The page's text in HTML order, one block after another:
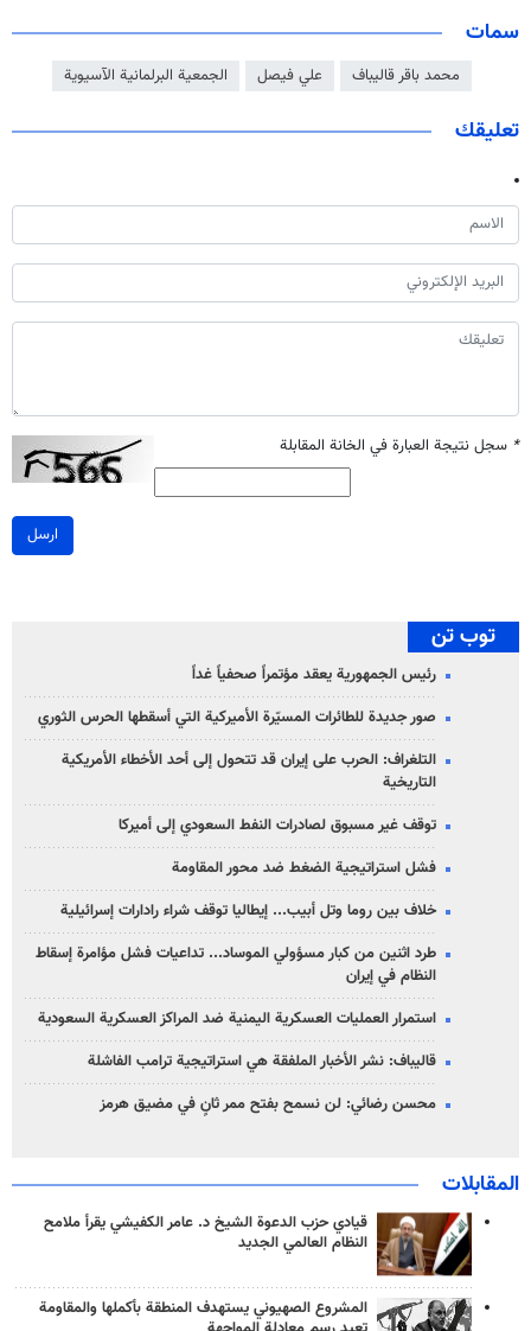
سمات
محمد باقر قاليباف علي فيصل الجمعية البرلمانية الآسيوية
تعليقك
* سجل نتيجة العبارة في الخانة المقابلة
ارسل
توب تن
رئيس الجمهورية يعقد مؤتمراً صحفياً غداً
صور جديدة للطائرات المسيّرة الأميركية التي أسقطها الحرس الثوري
التلغراف: الحرب على إيران قد تتحول إلى أحد الأخطاء الأمريكية
التاريخية
توقف غير مسبوق لصادرات النفط السعودي إلى أميركا
فشل استراتيجية الضغط ضد محور المقاومة
خلاف بين روما وتل أبيب... إيطاليا توقف شراء رادارات إسرائيلية
طرد اثنين من كبار مسؤولي الموساد... تداعيات فشل مؤامرة إسقاط
النظام في إيران
استمرار العمليات العسكرية اليمنية ضد المراكز العسكرية السعودية
قاليباف: نشر الأخبار الملفقة هي استراتيجية ترامب الفاشلة
محسن رضائي: لن نسمح بفتح ممر ثانٍ في مضيق هرمز
المقابلات
قيادي حزب الدعوة الشيخ د. عامر الكفيشي يقرأ ملامح
النظام العالمي الجديد
المشروع الصهيوني يستهدف المنطقة بأكملها والمقاومة